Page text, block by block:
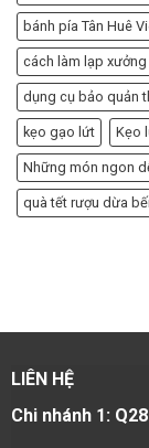
bánh pía Tân Huê
cách làm lạp
dụng cụ bảo quản
kẹo gạo lứt Kẹo
Những món ngon
quà tết rượu dừa
LIÊN HỆ
Chi nhánh 1: